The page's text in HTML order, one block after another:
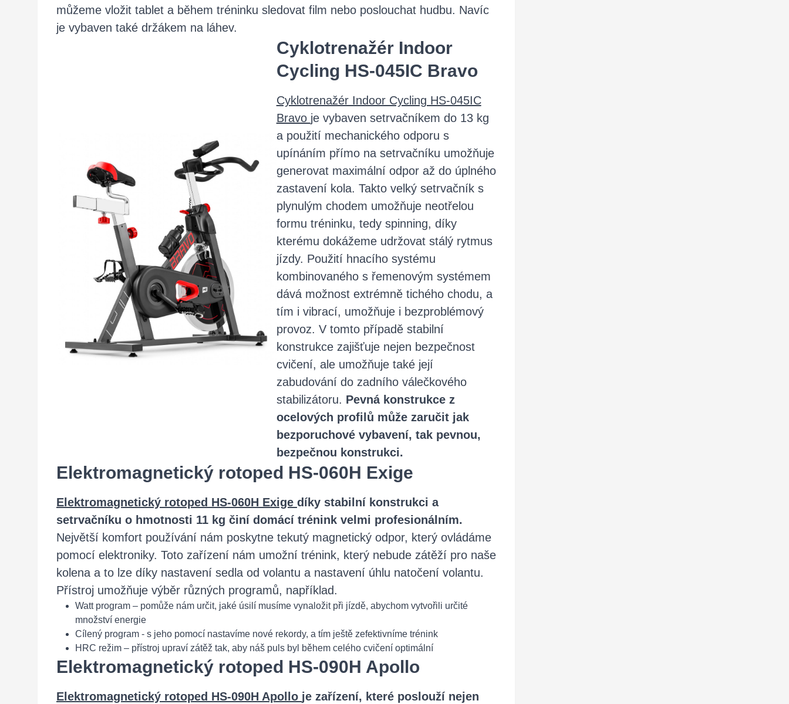
můžeme vložit tablet a během tréninku sledovat film nebo poslouchat hudbu. Navíc
je vybaven také držákem na láhev.
Cyklotrenažér Indoor
Cycling HS-045IC Bravo
Cyklotrenažér Indoor Cycling HS-045IC
Bravo je vybaven setrvačníkem do 13 kg
a použití mechanického odporu s
upínáním přímo na setrvačníku umožňuje
generovat maximální odpor až do úplného
zastavení kola. Takto velký setrvačník s
plynulým chodem umožňuje neotřelou
formu tréninku, tedy spinning, díky
kterému dokážeme udržovat stálý rytmus
jízdy. Použití hnacího systému
kombinovaného s řemenovým systémem
dává možnost extrémně tichého chodu, a
tím i vibrací, umožňuje i bezproblémový
provoz. V tomto případě stabilní
konstrukce zajišťuje nejen bezpečnost
cvičení, ale umožňuje také její
zabudování do zadního válečkového
stabilizátoru. Pevná konstrukce z
ocelových profilů může zaručit jak
bezporuchové vybavení, tak pevnou,
bezpečnou konstrukci.
Elektromagnetický rotoped HS-060H Exige
Elektromagnetický rotoped HS-060H Exige díky stabilní konstrukci a
setrvačníku o hmotnosti 11 kg činí domácí trénink velmi profesionálním.
Největší komfort používání nám poskytne tekutý magnetický odpor, který ovládáme
pomocí elektroniky. Toto zařízení nám umožní trénink, který nebude zátěží pro naše
kolena a to lze díky nastavení sedla od volantu a nastavení úhlu natočení volantu.
Přístroj umožňuje výběr různých programů, například.
Watt program – pomůže nám určit, jaké úsilí musíme vynaložit při jízdě, abychom vytvořili určité
množství energie
Cílený program - s jeho pomocí nastavíme nové rekordy, a tím ještě zefektivníme trénink
HRC režim – přístroj upraví zátěž tak, aby náš puls byl během celého cvičení optimální
Elektromagnetický rotoped HS-090H Apollo
Elektromagnetický rotoped HS-090H Apollo je zařízení, které poslouží nejen